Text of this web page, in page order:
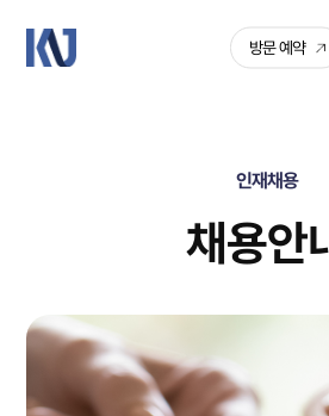
케
이
방문 예약
인재채용
채용안